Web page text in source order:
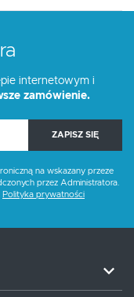
internetowym i
zamówienie.
ZAPISZ SIĘ
na wskazany przeze
przez Administratora.
Polityka prywatności